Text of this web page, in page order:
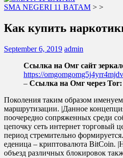
SMA NEGERI 11 BATAM > >
Как купить
September 6, 2019 admin
Ссылка на Омг сайт
https://
– Ссылка на Омг через Tor:
Поколения таким образом
маршрутизации. |Данное
поочередно сопряженных среди
цепочку сеть интернет торговый
период стремительно
еденица – криптовалюта BitCoin.
объезд различных блокировок